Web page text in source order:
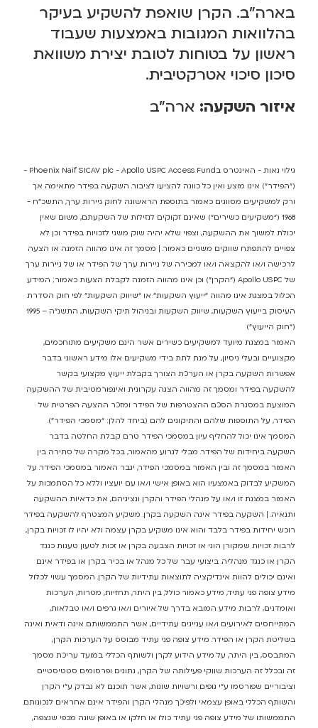
בארה"ב. הקרן שואפת להשקיע בעיקר
בהלוואות המגובות באמצעות שעבוד
ראשון על בטוחות לטובת יצירת משוואת
סיכון סיכוי אטרקטיבית.
איזור השקעה: ארה"ב
גילוי נאות - האינטרס בPhoenix Naif SICAV plc - Apollo USPC Access Fund -
("הפידר") אינו מוצע ואין כל כוונה להציעו לציבור. השקעה בפידר מתאימה אך
ורק למשקיעים מסווגים כאמור בתוספת הראשונה לחוק ניירות ערך, התשכ”ח -
1968 (“משקיעים כשירים”) שאינם זקוקים לנזילות של השקעתם, משום שאין
יכולת למשוך את ההשקעה, וצפוי שלא יהיה שוק משני לזכויות בפידר וכן לא
צפויים להתפתח שווקים משניים כאמור. | מסמך זה אינו מהווה הזמנה או הצעה
לרכישה ו/או להקצאה ו/או למכירה של ניירות ערך של הפידר או של ניירות ערך
של Apollo USPC ("הקרן”) וכן אינו מהווה הזמנה לקבלת הצעות כאמור; המידע
הכלול במצגת אינו מהווה “ייעוץ השקעות” או “שיווק השקעות” לפי חוק הסדרת
העיסוק בייעוץ השקעות, שיווק השקעות ובניהול תיקי השקעות, התשנ”ה – 1995
(“חוק הייעוץ")
האמור במצגת מיועד למשקיעים כשירים אשר הינם משקיעים מתוחכמים,
מקצועיים ובעלי ניסיון, על מנת לתת בידי משקיעים אלו מידע ראשוני בדבר
אפשרות השקעה בקרן או הערכת הצורך בקבלת ייעוץ מקצועי בקשר
להשקעה בפידר ומסמך זה מהווה הצגה עקרונית ואינפורמטיבית של ההשקעה
המוצעת במסגרת הסכם ההצטרפות של הפידר ומזכר ההצעה הפרטית של
הפידר, על התוספות שלהם והתיקונים להם (ביחד להלן: “מסמכי הפידר”).
המסמך אינו יכול להחליף עיון במסמכי הפידר טרם קבלת החלטה בדבר
השקעה ביחידות של הפידר. מבלי לגרוע מהאמור, בכל מקרה של סתירה בין
האמור במסמך זה ובין האמור במסמכי הפידר, יגבר האמור במסמכי הפידר. על
המשקיע לבדוק באמצעיו הוא באופן אישי ו/או עם יועציו וללא כל הסתמכות על
האמור במצגת זו ו/או על מנהלי הפידר והקרן ונציגיהם, את כדאיות ההשקעה
ותנאיה. | השקעה בפידר אינה השקעה בקרן. משקיע המצטרף להשקעה בפידר
רוכש יחידות בפידר בלבד והוא אינו משקיע בקרן עצמה ולא יהיו לו זכויות בקרן,
לרבות זכויות שמקורן הוני או זכויות הצבעה בקרן או זכות לטעון טענות כנגד
הקרן או כנגד מנהליה. ביצועי עבר של כל מנהל או בכיר בקרן או בפידר אינם
ואינם יכולים להוות אינדיקציה לתוצאות עתידיות של הקרן. המסמך עשוי לכלול
מידע צופה פני עתיד, מידע כאמור כולל, בין היתר, תחזיות, מטרות, הערכות
ואומדנים, לרבות מידע המובא בדרך של איורים ו/או גרפים ו/או טבלאות,
המתייחסים לאירועים ו/או עניינים עתידיים, אשר התממשותם אינה ודאית ואינה
בשליטת הקרן או הפידר. מידע צופה פני עתיד מבוסס על הערכות הקרן,
המתבסס, בין היתר, על מידע הידוע לקרן ולשותף הכללי במועד עריכת מסמך
זה ובכלל זה הערכות שווקי פעילותה של הקרן, נתונים ופרסומים סטטיסטיים
וציבוריים שפורסמו ע”י גופים ורשויות שונות, אשר תוכנם לא נבדק ע”י הקרן
והשותף הכללי באופן עצמאי ולפיכך מנהלי הקרן והפידר אינם אחראים לנכונותם.
התממשותו של מידע צופה פני עתיד כולו או חלקו או באופן שונה מכפי שנצפה,